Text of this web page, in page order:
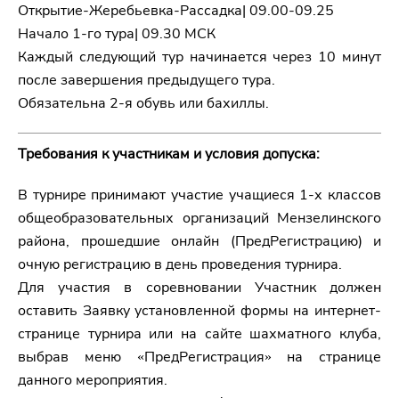
Открытие-Жеребьевка-Рассадка| 09.00-09.25
Начало 1-го тура| 09.30 МСК
Каждый следующий тур начинается через 10 минут
после завершения предыдущего тура.
Обязательна 2-я обувь или бахиллы.
Требования к участникам и условия допуска:
В турнире принимают участие учащиеся 1-х классов
общеобразовательных организаций Мензелинского
района, прошедшие онлайн (ПредРегистрацию) и
очную регистрацию в день проведения турнира.
Для участия в соревновании Участник должен
оставить Заявку установленной формы на интернет-
странице турнира или на сайте шахматного клуба,
выбрав меню «ПредРегистрация» на странице
данного мероприятия.